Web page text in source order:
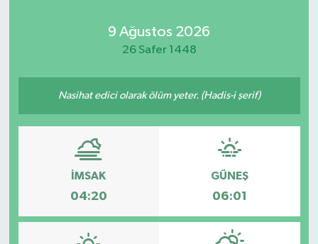
9 Ağustos 2026
26 Safer 1448
Nasihat edici olarak ölüm yeter. (Hadis-i şerif)
İMSAK
04:20
GÜNEŞ
06:01
Yaşam